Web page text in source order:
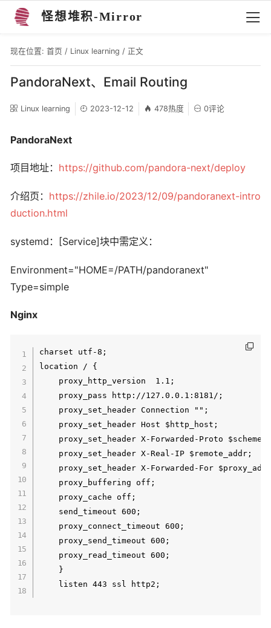
怪想堆积-Mirror
现在位置: 首页 / Linux learning / 正文
PandoraNext、Email Routing
Linux learning 2023-12-12 478热度 0评论
PandoraNext
项目地址： https://github.com/pandora-next/deploy
介绍页： https://zhile.io/2023/12/09/pandoranext-intro
duction.html
systemd：[Service]块中需定义：
Environment="HOME=/PATH/pandoranext"
Type=simple
Nginx
charset utf-8;
location / {
    listen 443 ssl http2;